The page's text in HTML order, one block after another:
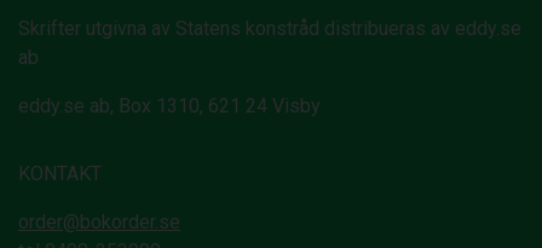
Skrifter utgivna av Statens konstråd distribueras av eddy.se
ab
eddy.se ab, Box 1310, 621 24 Visby
KONTAKT
order@bokorder.se